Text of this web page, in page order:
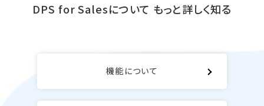
DPS for Salesについて もっと詳しく知る
機能について